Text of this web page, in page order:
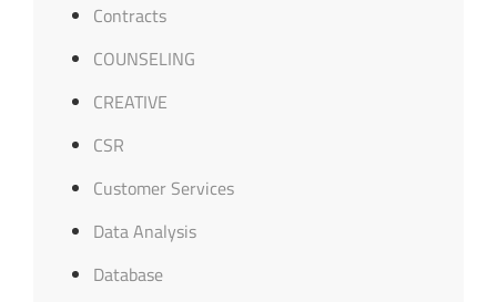
Contracts
COUNSELING
CREATIVE
CSR
Customer Services
Data Analysis
Database